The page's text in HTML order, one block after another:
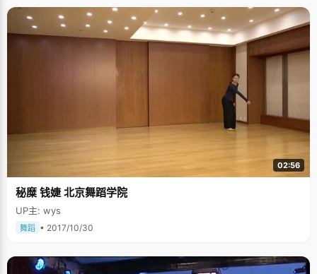
信，这样做是正确的。进入高中以后，他依然延续了初中时候的学习习惯，
结果段考的时候，成绩比第二名仅仅高了0.5分，还被同学们善意的嘲笑"差
点失足了。"面对同学们的冷嘲热讽，陈宁很难过，是不是自己做错了什么。
经过认真的思量，他发现虽然自己在熬夜学习，但是因为休息不够，精力不
能完全集中，学习效率极其低下，甚至影响到了上课，于是决定放弃熬夜的
办法，重新调整生活作息。首先是好好的睡了好几天，然后正常上课休
息，"没想到效率反而上去了，第二次考试还是第一名，但比第二名多了20多
分"。陈宁对比了前后学习方法，总结说，"学习效率还是挺重要的，不仅节
优点。相比起那些学习上有天赋的同学，他可能做不出很高难度的题，但是
他会想办法将所有基础的题练习得很熟练，"高考试题大部分都是基础知识，
虽然我做题慢，比如数学，总是做不完，但是我保证所有会做的题都正确，
的目标就是想出国留学，如果有可能想去美国工作，然后定居加拿大"，他一
脸憧憬的想象，最后嘿嘿的笑着说，"你看吧，我想得也没那么高尚"。 编后
语：写这个稿子的时候，我曾想过要不要做一些修改和润色，毕竟状元在人
们眼中还是件华丽美好的礼服，容不得任何瑕疵。但是越来越多关于状元的
宁的成长磕磕碰碰，但是不无启发。我很喜欢这份真实，至少鼓励了那些被
认为不够聪明的学生们，机会对于每个人都是公平的，就在于你想不想珍
02:56
秘糜 钱婕 北京舞蹈学院
UP主: wys
舞蹈 • 2017/10/30